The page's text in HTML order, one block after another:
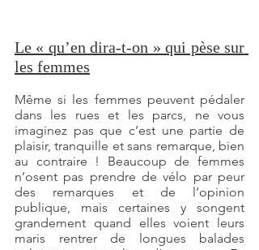
Le « qu’en dira-t-on » qui pèse sur
les femmes
Même si les femmes peuvent pédaler
dans les rues et les parcs, ne vous
imaginez pas que c’est une partie de
plaisir, tranquille et sans remarque, bien
au contraire ! Beaucoup de femmes
n’osent pas prendre de vélo par peur
des remarques et de l’opinion
publique, mais certaines y songent
grandement quand elles voient leurs
maris rentrer de longues balades